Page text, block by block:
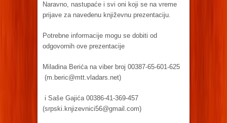
Naravno, nastupaće i svi oni koji se na vreme
prijave za navedenu književnu prezentaciju.
Potrebne informacije mogu se dobiti od
odgovornih ove prezentacije
Miladina Berića na viber broj 00387-65-601-625
(m.beric@mtt.vladars.net)
i Saše Gajića 00386-41-369-457
(srpski.knjizevnici56@gmail.com)